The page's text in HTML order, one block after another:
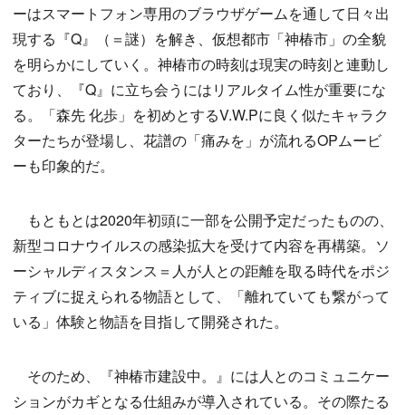
ーはスマートフォン専用のブラウザゲームを通して日々出
現する『Q』（＝謎）を解き、仮想都市「神椿市」の全貌
を明らかにしていく。神椿市の時刻は現実の時刻と連動し
ており、『Q』に立ち会うにはリアルタイム性が重要にな
る。「森先 化歩」を初めとするV.W.Pに良く似たキャラク
ターたちが登場し、花譜の「痛みを」が流れるOPムービ
ーも印象的だ。
もともとは2020年初頭に一部を公開予定だったものの、
新型コロナウイルスの感染拡大を受けて内容を再構築。ソ
ーシャルディスタンス＝人が人との距離を取る時代をポジ
ティブに捉えられる物語として、「離れていても繋がって
いる」体験と物語を目指して開発された。
そのため、『神椿市建設中。』には人とのコミュニケー
ションがカギとなる仕組みが導入されている。その際たる